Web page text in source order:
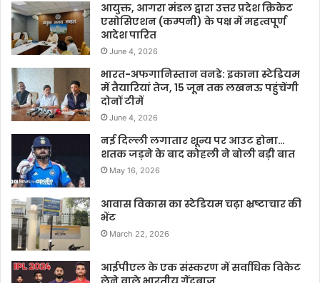
आयुक्त, आगरा मंडल द्वारा उत्तर प्रदेश क्रिकेट
एसोसिएशन (कम्पनी) के पक्ष में महत्वपूर्ण
आदेश पारित
June 4, 2026
भारत-अफगानिस्तान वनडे: इकाना स्टेडियम
में तैयारियां तेज, 15 जून तक लखनऊ पहुंचेंगी
दोनों टीमें
June 4, 2026
नई दिल्ली लगातार शून्य पर आउट होना…
शतक जड़ने के बाद कोहली ने बोली बड़ी बात
May 16, 2026
आवास विकास का स्टेडियम चढ़ा भ्रष्टाचार की
भेंट
March 22, 2026
आईपीएल के एक संस्करण में सर्वाधिक विकेट